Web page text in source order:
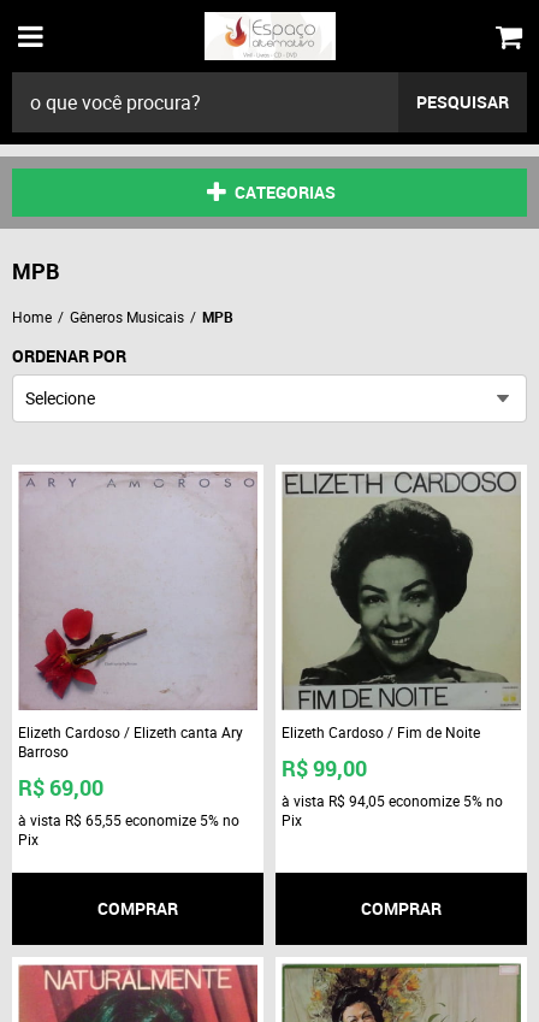
PESQUISAR
CATEGORIAS
MPB
Home Gêneros Musicais MPB
ORDENAR POR
Selecione
Elizeth Cardoso / Elizeth canta Ary
Barroso
R$ 69,00
à vista R$ 65,55economize 5%no
Pix
COMPRAR
Elizeth Cardoso / Fim de Noite
R$ 99,00
à vista R$ 94,05economize 5%no
Pix
COMPRAR